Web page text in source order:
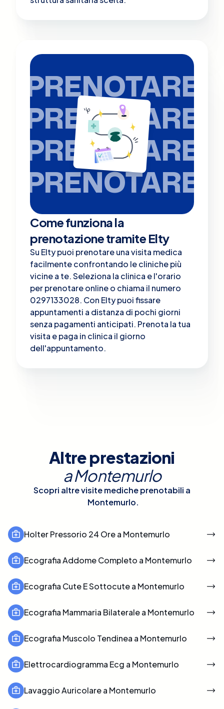
PRENOTARE
PRENOTARE
PRENOTARE
PRENOTARE
Come funziona la
prenotazione tramite Elty
Su Elty puoi prenotare una visita medica
facilmente confrontando le cliniche più
vicine a te. Seleziona la clinica e l'orario
per prenotare online o chiama il numero
0297133028. Con Elty puoi fissare
appuntamenti a distanza di pochi giorni
senza pagamenti anticipati. Prenota la tua
visita e paga in clinica il giorno
dell'appuntamento.
Altre prestazioni
aMontemurlo
Scopri altre visite mediche prenotabili a
Montemurlo.
Holter Pressorio 24 Ore a Montemurlo
Ecografia Addome Completo a Montemurlo
Ecografia Cute E Sottocute a Montemurlo
Ecografia Mammaria Bilaterale a Montemurlo
Ecografia Muscolo Tendinea a Montemurlo
Elettrocardiogramma Ecg a Montemurlo
Lavaggio Auricolare a Montemurlo